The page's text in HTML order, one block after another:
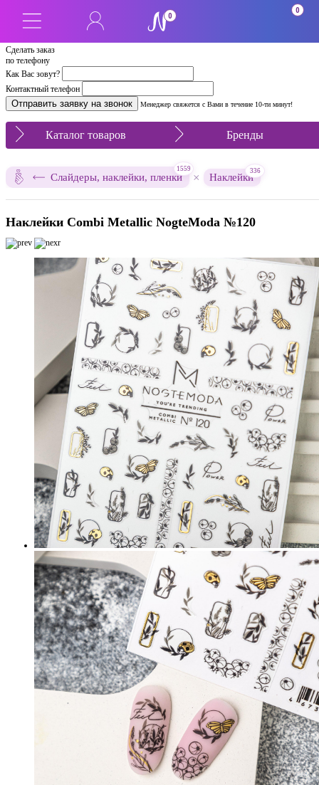
Сделать заказ
по телефону
Как Вас зовут?
Контактный телефон
Менеджер свяжется с Вами в течение 10-ти минут!
0
0
Каталог товаров Бренды
Слайдеры, наклейки, пленки
1559
× Наклейки
336
Наклейки Combi Metallic NogteModa №120